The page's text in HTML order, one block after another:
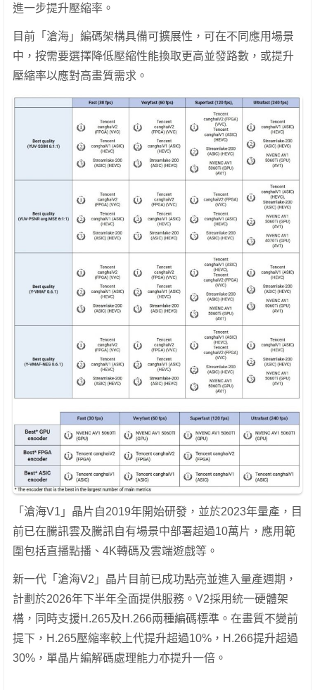
進一步提升壓縮率。
目前「滄海」編碼架構具備可擴展性，可在不同應用場景
中，按需要選擇降低壓縮性能換取更高並發路數，或提升
壓縮率以應對高畫質需求。
「滄海V1」晶片自2019年開始研發，並於2023年量產，目
前已在騰訊雲及騰訊自有場景中部署超過10萬片，應用範
圍包括直播點播、4K轉碼及雲端遊戲等。
新一代「滄海V2」晶片目前已成功點亮並進入量產週期，
計劃於2026年下半年全面提供服務。V2採用統一硬體架
構，同時支援H.265及H.266兩種編碼標準。在畫質不變前
提下，H.265壓縮率較上代提升超過10%，H.266提升超過
30%，單晶片編解碼處理能力亦提升一倍。